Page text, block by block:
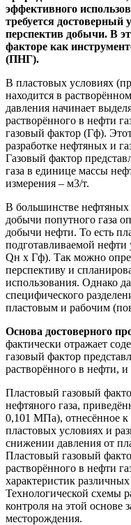
эффективного
требуется достоверный
перспектив добычи. В
факторе как
(ПНГ).
В пластовых условиях
находится в
давления начинает
растворённого в нефти
газовый фактор (Гф).
разработке нефтяных и
Газовый фактор
газа в единице массы
измерения – м3/т.
В большинстве
добычи попутного газа
добычи нефти. То есть
подготавливаемой
Qн x Гф). Так можно
перспективу и
использования. Однако
специфического
пластовым и рабочим
Основа достоверного
фактически отражает
газовый фактор
растворённого в нефти,
Пластовый газовый
нефтяного газа,
0,101 МПа), отнесённое
пластовых условиях и
снижении давления от
Пластовый газовый
растворённого в нефти
характеристик
Технологической схемы
контроля на этой основе
месторождения.